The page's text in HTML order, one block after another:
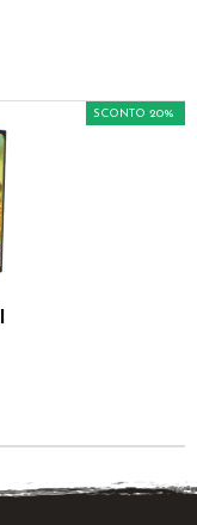
SCONTO 20%